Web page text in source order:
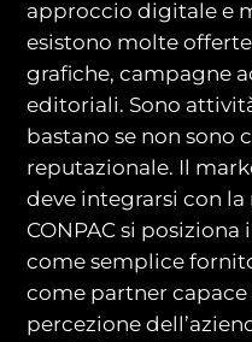
approccio digitale e
esistono molte
grafiche, campagne
editoriali. Sono
bastano se non sono
reputazionale. Il
deve integrarsi con
CONPAC si
come semplice
come partner capace
percezione